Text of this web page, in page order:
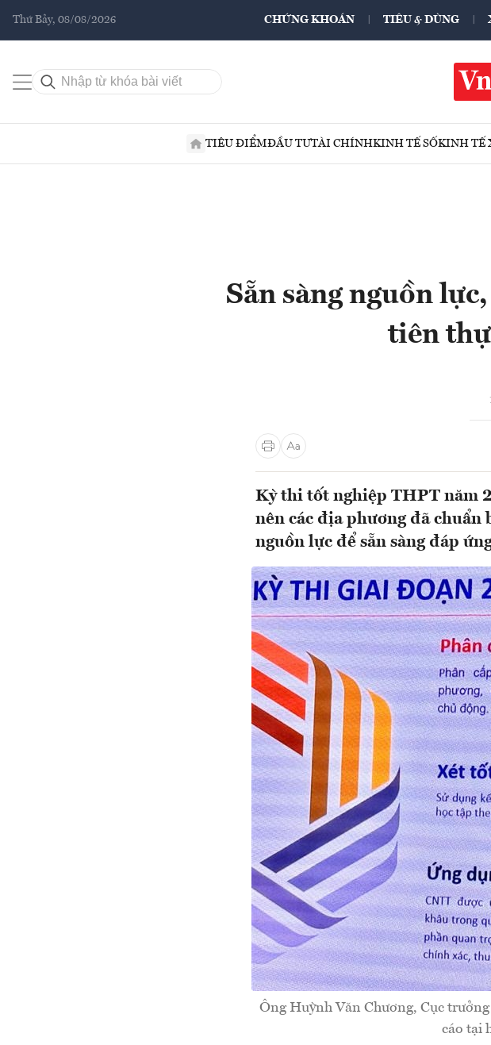
Thứ Bảy, 08/08/2026 CHỨNG KHOÁN TIÊU & DÙNG
TIÊU ĐIỂMĐẦU TƯTÀI CHÍNHKINH TẾ SỐKINH TẾ
Sẵn sàng nguồn
tiên
Kỳ thi tốt nghiệp THPT năm
nên các địa phương đã chuẩn
nguồn lực để sẵn sàng đáp
Ông Huỳnh Văn Chương, Cục
cáo tại